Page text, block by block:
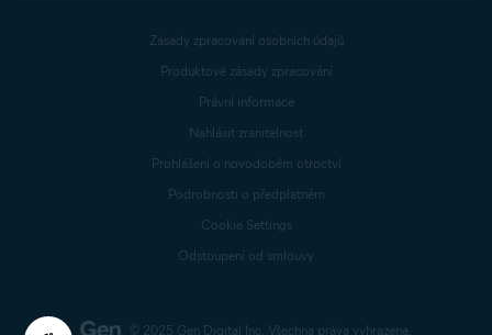
© 2025 Gen Digital Inc. Všechna práva vyhrazena.
Zásady zpracování osobních údajů
Produktové zásady zpracování
Právní informace
Nahlásit zranitelnost
Prohlášení o novodobém otroctví
Podrobnosti o předplatném
Cookie Settings
Odstoupení od smlouvy